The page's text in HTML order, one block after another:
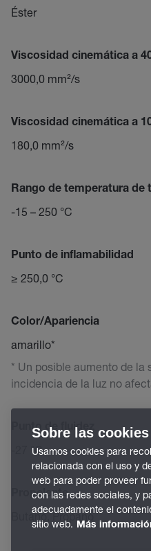
Éster
Viscosidad cinemática a
3000,0 mm²/s
Viscosidad cinemática a
180,0 mm²/s
Rango de temperatura de
-15 – 250 °C
Punto de inflamabilidad
≥ 250,0 °C
Color/Apariencia
amarillo*
* Un posible aumento de la
incidencia de la luz no
Punto de fluidez
-27 °C
Propelente
Butano, Propano
Sobre las
Usamos cookies para
relacionada con el uso y
web para poder proveer
con las redes sociales, y
adecuadamente el
sitio web. Más